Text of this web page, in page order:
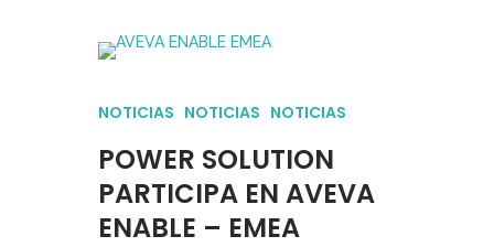
NOTICIAS NOTICIAS NOTICIAS
POWER SOLUTION
PARTICIPA EN AVEVA
ENABLE – EMEA